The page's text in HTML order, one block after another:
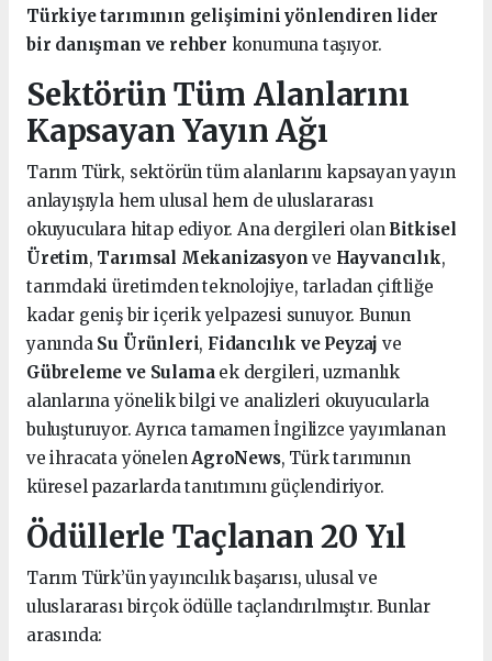
Türkiye tarımının gelişimini yönlendiren lider
bir danışman ve rehber konumuna taşıyor.
Sektörün Tüm Alanlarını
Kapsayan Yayın Ağı
Tarım Türk, sektörün tüm alanlarını kapsayan yayın
anlayışıyla hem ulusal hem de uluslararası
okuyuculara hitap ediyor. Ana dergileri olan Bitkisel
Üretim, Tarımsal Mekanizasyon ve Hayvancılık,
tarımdaki üretimden teknolojiye, tarladan çiftliğe
kadar geniş bir içerik yelpazesi sunuyor. Bunun
yanında Su Ürünleri, Fidancılık ve Peyzaj ve
Gübreleme ve Sulamaek dergileri, uzmanlık
alanlarına yönelik bilgi ve analizleri okuyucularla
buluşturuyor. Ayrıca tamamen İngilizce yayımlanan
ve ihracata yönelenAgroNews, Türk tarımının
küresel pazarlarda tanıtımını güçlendiriyor.
Ödüllerle Taçlanan 20 Yıl
Tarım Türk’ün yayıncılık başarısı, ulusal ve
uluslararası birçok ödülle taçlandırılmıştır. Bunlar
arasında: